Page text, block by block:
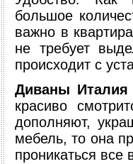
большое
важно в
не требует
происходит с
Диваны Италия
красиво
дополняют,
мебель, то она
проникаться все